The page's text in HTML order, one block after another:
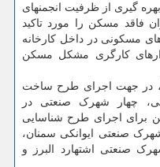
گیری از ظرفیت انجمنهای
فاقد مسکن را مورد تاکید
مسکونی در داخل کارخانه
کارگری مشکل مسکن
در جهت اجرای طرح ساخت
چهار شهرک صنعتی در
برای اجرای طرح شناسایی
صنعتی ایوانکی سمنان،
صنعتی اشتهارد البرز و